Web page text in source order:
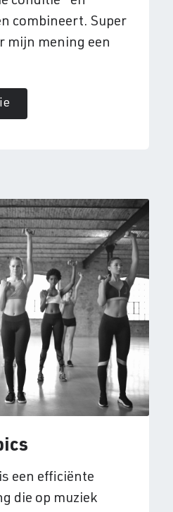
combineert. Super
mijn mening een
een efficiënte
die op muziek